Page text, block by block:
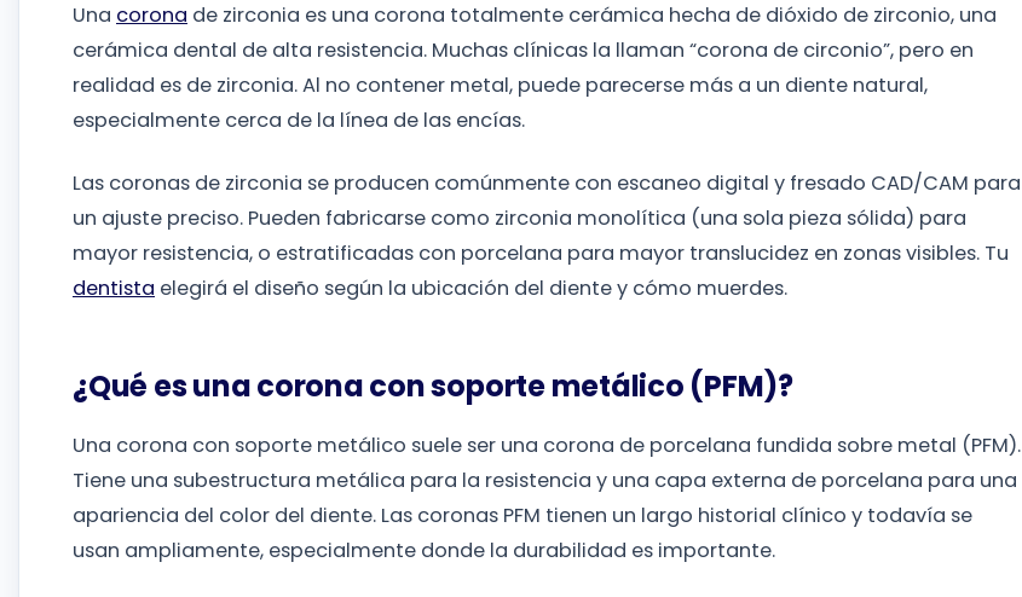
Una corona de zirconia es una corona totalmente cerámica hecha de dióxido de zirconio, una
cerámica dental de alta resistencia. Muchas clínicas la llaman “corona de circonio”, pero en
realidad es de zirconia. Al no contener metal, puede parecerse más a un diente natural,
especialmente cerca de la línea de las encías.
Las coronas de zirconia se producen comúnmente con escaneo digital y fresado CAD/CAM para
un ajuste preciso. Pueden fabricarse como zirconia monolítica (una sola pieza sólida) para
mayor resistencia, o estratificadas con porcelana para mayor translucidez en zonas visibles. Tu
dentista elegirá el diseño según la ubicación del diente y cómo muerdes.
¿Qué es una corona con soporte metálico (PFM)?
Una corona con soporte metálico suele ser una corona de porcelana fundida sobre metal (PFM).
Tiene una subestructura metálica para la resistencia y una capa externa de porcelana para una
apariencia del color del diente. Las coronas PFM tienen un largo historial clínico y todavía se
usan ampliamente, especialmente donde la durabilidad es importante.